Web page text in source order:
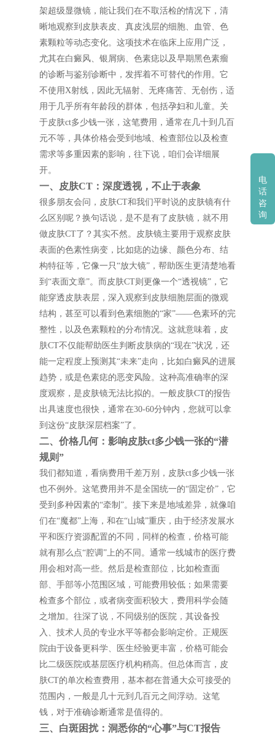
架超级显微镜，能让我们在不取活检的情况下，清
晰地观察到皮肤表皮、真皮浅层的细胞、血管、色
素颗粒等动态变化。这项技术在临床上应用广泛，
尤其在白癜风、银屑病、色素痣以及早期黑色素瘤
的诊断与鉴别诊断中，发挥着不可替代的作用。它
不使用X射线，因此无辐射、无疼痛苦、无创伤，适
用于几乎所有年龄段的群体，包括孕妇和儿童。关
于皮肤ct多少钱一张，这笔费用，通常在几十到几百
元不等，具体价格会受到地域、检查部位以及检查
需求等多重因素的影响，往下说，咱们会详细展
开。
一、皮肤CT：深度透视，不止于表象
很多朋友会问，皮肤CT和我们平时说的皮肤镜有什
么区别呢？换句话说，是不是有了皮肤镜，就不用
做皮肤CT了？其实不然。皮肤镜主要用于观察皮肤
表面的色素性病变，比如痣的边缘、颜色分布、结
构特征等，它像一只“放大镜”，帮助医生更清楚地看
到“表面文章”。而皮肤CT则更像一个“透视镜”，它
能穿透皮肤表层，深入观察到皮肤细胞层面的微观
结构，甚至可以看到色素细胞的“家”——色素环的完
整性，以及色素颗粒的分布情况。这就意味着，皮
肤CT不仅能帮助医生判断皮肤病的“现在”状况，还
能一定程度上预测其“未来”走向，比如白癜风的进展
趋势，或是色素痣的恶变风险。这种高准确率的深
度观察，是皮肤镜无法比拟的。一般皮肤CT的报告
出具速度也很快，通常在30-60分钟内，您就可以拿
到这份“皮肤深层档案”了。
二、价格几何：影响皮肤ct多少钱一张的“潜
规则”
我们都知道，看病费用千差万别，皮肤ct多少钱一张
也不例外。这笔费用并不是全国统一的“固定价”，它
受到多种因素的“牵制”。接下来是地域差异，就像咱
们在“魔都”上海，和在“山城”重庆，由于经济发展水
平和医疗资源配置的不同，同样的检查，价格可能
就有那么点“腔调”上的不同。通常一线城市的医疗费
用会相对高一些。然后是检查部位，比如检查面
部、手部等小范围区域，可能费用较低；如果需要
检查多个部位，或者病变面积较大，费用科学会随
之增加。往深了说，不同级别的医院，其设备投
入、技术人员的专业水平等都会影响定价。正规医
院由于设备更科学、医生经验更丰富，价格可能会
比二级医院或基层医疗机构稍高。但总体而言，皮
肤CT的单次检查费用，基本都在普通大众可接受的
范围内，一般是几十元到几百元之间浮动。这笔
钱，对于准确诊断通常是值得的。
三、白斑困扰：洞悉你的“心事”与CT报告
电
话
咨
询